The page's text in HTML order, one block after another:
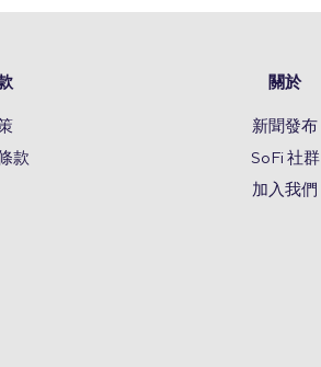
款
關於
新聞發布
SoFi 社群
加入我們